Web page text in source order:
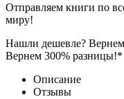
Отправляем книги по
миру!
Нашли дешевле?
Вернем 300% разницы!*
Описание
Отзывы